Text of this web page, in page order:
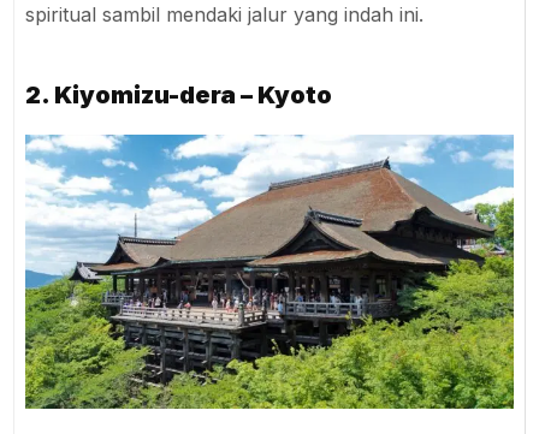
spiritual sambil mendaki jalur yang indah ini.
2. Kiyomizu-dera – Kyoto